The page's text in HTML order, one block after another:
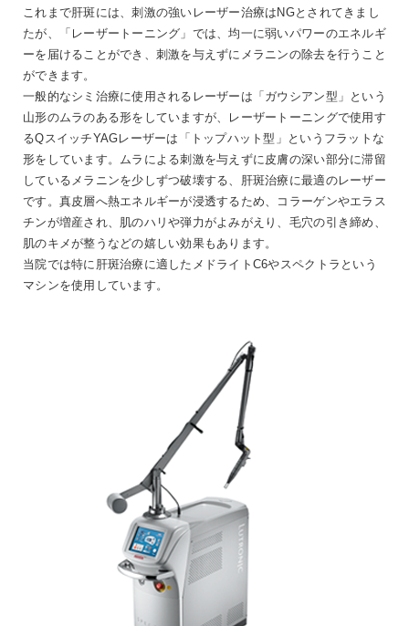
これまで肝斑には、刺激の強いレーザー治療はNGとされてきまし
たが、「レーザートーニング」では、均一に弱いパワーのエネルギ
ーを届けることができ、刺激を与えずにメラニンの除去を行うこと
ができます。
一般的なシミ治療に使用されるレーザーは「ガウシアン型」という
山形のムラのある形をしていますが、レーザートーニングで使用す
るQスイッチYAGレーザーは「トップハット型」というフラットな
形をしています。ムラによる刺激を与えずに皮膚の深い部分に滞留
しているメラニンを少しずつ破壊する、肝斑治療に最適のレーザー
です。真皮層へ熱エネルギーが浸透するため、コラーゲンやエラス
チンが増産され、肌のハリや弾力がよみがえり、毛穴の引き締め、
肌のキメが整うなどの嬉しい効果もあります。
当院では特に肝斑治療に適したメドライトC6やスペクトラという
マシンを使用しています。